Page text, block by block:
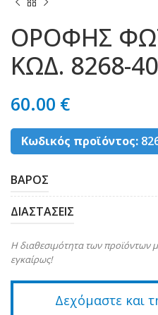
ΟΡΟΦΗΣ
ΚΩΔ. 8268-
60.00 €
Κωδικός προϊόντος:
ΒΑΡΟΣ
ΔΙΑΣΤΑΣΕΙΣ
Η διαθεσιμότητα των προϊόντων
εγκαίρως!
Δεχόμαστε και